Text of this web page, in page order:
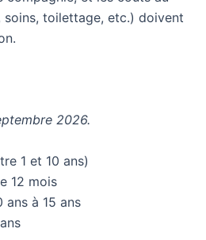
toilettage, etc.) doivent
2026.
1 et 10 ans)
12 mois
ans à 15 ans